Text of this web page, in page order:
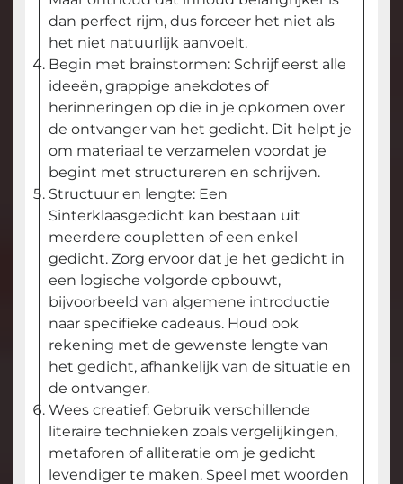
dan perfect rijm, dus forceer het niet als
het niet natuurlijk aanvoelt.
Begin met brainstormen: Schrijf eerst alle
ideeën, grappige anekdotes of
herinneringen op die in je opkomen over
de ontvanger van het gedicht. Dit helpt je
om materiaal te verzamelen voordat je
begint met structureren en schrijven.
Structuur en lengte: Een
Sinterklaasgedicht kan bestaan uit
meerdere coupletten of een enkel
gedicht. Zorg ervoor dat je het gedicht in
een logische volgorde opbouwt,
bijvoorbeeld van algemene introductie
naar specifieke cadeaus. Houd ook
rekening met de gewenste lengte van
het gedicht, afhankelijk van de situatie en
de ontvanger.
Wees creatief: Gebruik verschillende
literaire technieken zoals vergelijkingen,
metaforen of alliteratie om je gedicht
levendiger te maken. Speel met woorden